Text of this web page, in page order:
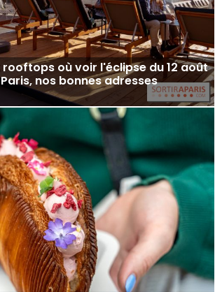
où voir l'éclipse du 12 août
nos bonnes adresses